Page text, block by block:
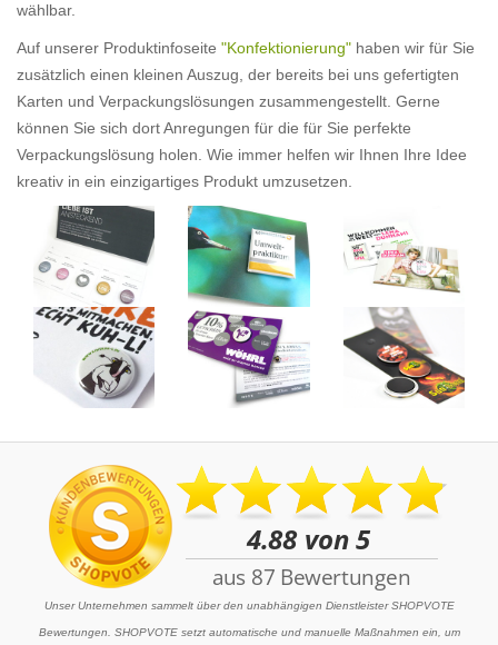
wählbar.
Auf unserer Produktinfoseite "Konfektionierung" haben wir für Sie
zusätzlich einen kleinen Auszug, der bereits bei uns gefertigten
Karten und Verpackungslösungen zusammengestellt. Gerne
können Sie sich dort Anregungen für die für Sie perfekte
Verpackungslösung holen. Wie immer helfen wir Ihnen Ihre Idee
kreativ in ein einzigartiges Produkt umzusetzen.
Unser Unternehmen sammelt über den unabhängigen Dienstleister SHOPVOTE
Bewertungen. SHOPVOTE setzt automatische und manuelle Maßnahmen ein, um